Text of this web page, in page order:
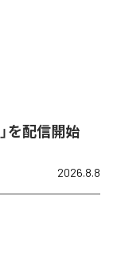
を配信開始
2026.8.8